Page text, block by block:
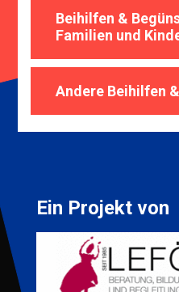
Beihilfen &
Familien und
Andere Beihilfen
Ein Projekt von